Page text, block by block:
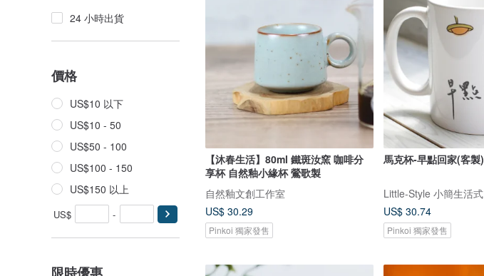
24 小時出貨
價格
US$10 以下
US$10 - 50
US$50 - 100
US$100 - 150
US$150 以上
US$ -
【沐春生活】80ml 鐵斑汝窯 咖啡分
享杯 自然釉小緣杯 鶯歌製
自然釉文創工作室
US$ 30.29
Pinkoi 獨家發售
馬克杯-早點回家(客製)
Little-Style 小簡生活式
US$ 30.74
Pinkoi 獨家發售